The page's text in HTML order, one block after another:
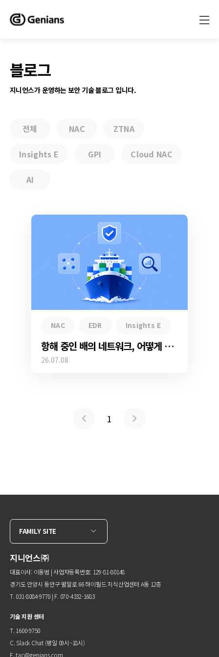
블로그
지니언스가 운영하는 보안 기술 블로그 입니다.
전체 NAC ZTNA
Insights E GPI Cloud NAC
AI
NAC EDR Insights E
항해 중인 배의 네트워크, 어떻게 지켜보고 계신가요?
26.07.08
1
지니언스㈜
대표이사: 이동범 | 사업자등록번호: 129-81-80148
경기도 안양시 동안구 벌말로 66 하이필드 지식산업센터 A동 12층
T. 031-8084-9770 | F. 070-4332-1683
기술 지원 센터
T. 1600-9750
C. Slack Chat(평일 09시~18시)
E.tac@genians.com
FAMILY SITE